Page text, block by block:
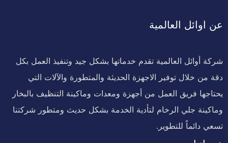
عن اوائل العالمية
شركة أوائل العالمية تقدم خدماتها بشكل جيد وتنفيذ العمل بكل
دقة من خلال توفير الاجهزة الحديثة والمتطورة والآلات التي
يحتاجها فريق العمل من أجهزة ومعدات وماكينة التنظيف بالبخار
وماكينة جلي الرخام لتأدية الخدمة بشكل حديث ومتطور شركتنا
تسعي دائماً للتطوير.